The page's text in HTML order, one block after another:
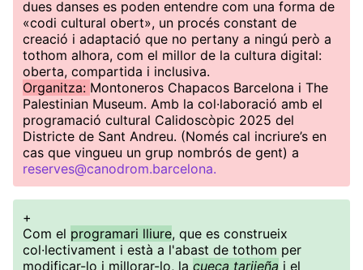
dues danses es poden entendre com una forma de
«codi cultural obert», un procés constant de
creació i adaptació que no pertany a ningú però a
tothom alhora, com el millor de la cultura digital:
oberta, compartida i inclusiva.
Organitza: Montoneros Chapacos Barcelona i The
Palestinian Museum. Amb la col·laboració amb el
programació cultural Calidoscòpic 2025 del
Districte de Sant Andreu. (Només cal incriure’s en
cas que vingueu un grup nombrós de gent) a
reserves@canodrom.barcelona.
+
Com el programari lliure, que es construeix
col·lectivament i està a l'abast de tothom per
modificar-lo i millorar-lo, la cueca tarijeña i el